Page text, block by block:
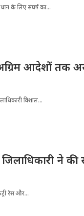
के लिए संघर्ष का...
अग्रिम आदेशों तक
विशाल...
ने की
रेस और...